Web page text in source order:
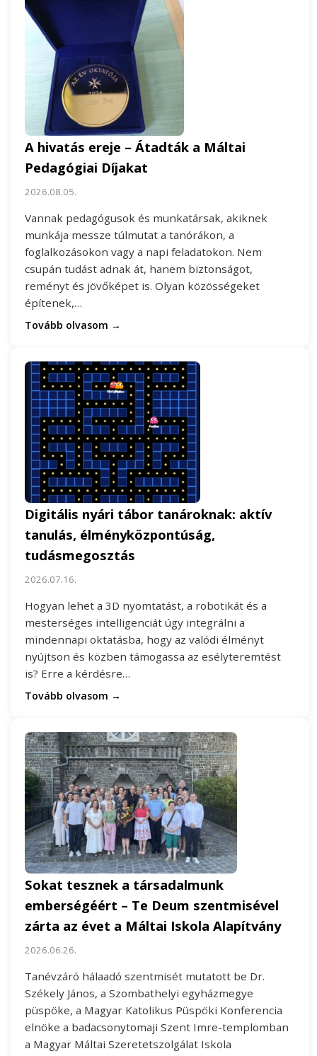
A hivatás ereje – Átadták a Máltai
Pedagógiai Díjakat
2026.08.05.
Vannak pedagógusok és munkatársak, akiknek
munkája messze túlmutat a tanórákon, a
foglalkozásokon vagy a napi feladatokon. Nem
csupán tudást adnak át, hanem biztonságot,
reményt és jövőképet is. Olyan közösségeket
építenek,…
Tovább olvasom →
Digitális nyári tábor tanároknak: aktív
tanulás, élményközpontúság,
tudásmegosztás
2026.07.16.
Hogyan lehet a 3D nyomtatást, a robotikát és a
mesterséges intelligenciát úgy integrálni a
mindennapi oktatásba, hogy az valódi élményt
nyújtson és közben támogassa az esélyteremtést
is? Erre a kérdésre…
Tovább olvasom →
Sokat tesznek a társadalmunk
emberségéért – Te Deum szentmisével
zárta az évet a Máltai Iskola Alapítvány
2026.06.26.
Tanévzáró hálaadó szentmisét mutatott be Dr.
Székely János, a Szombathelyi egyházmegye
püspöke, a Magyar Katolikus Püspöki Konferencia
elnöke a badacsonytomaji Szent Imre-templomban
a Magyar Máltai Szeretetszolgálat Iskola